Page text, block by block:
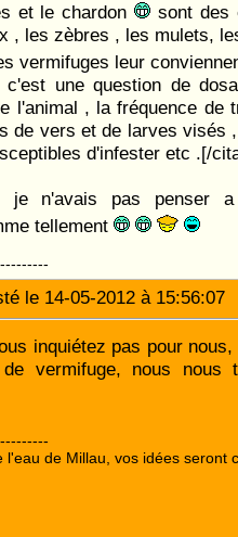
et le chardon
sont des
, les zèbres , les mulets,
vermifuges leur
c'est une question de
l'animal , la fréquence de
de vers et de larves visés
d'infester etc .[/
je n'avais pas penser
tellement
le 14-05-2012 à
inquiétez pas pour
de vermifuge, nous nous
l'eau de Millau, vos idées seront